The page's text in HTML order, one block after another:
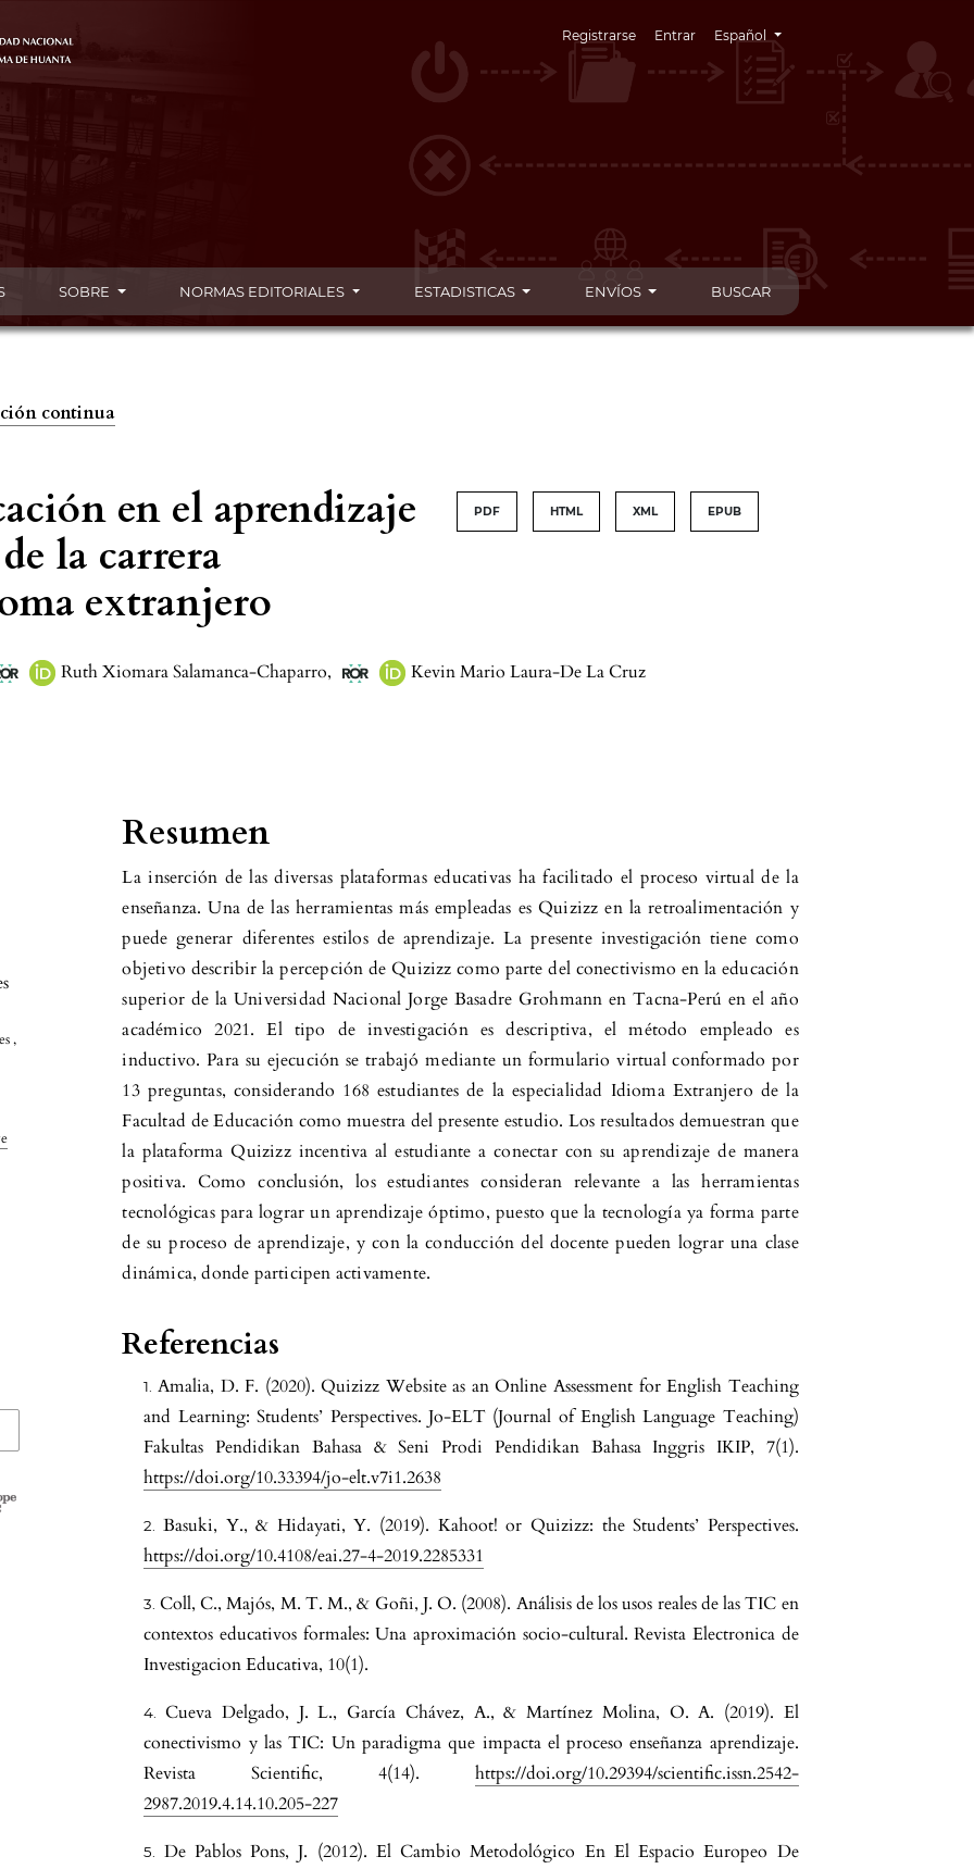
Registrarse Entrar Cambiar el idioma. El idioma actual es:
Español
SOBRE NORMAS EDITORIALES ESTADISTICAS ENVÍOS BUSCAR
continua
en el aprendizaje
la carrera
extranjero
PDF HTML XML EPUB
Ruth Xiomara Salamanca-Chaparro, Kevin Mario Laura-De La Cruz
,
Resumen
La inserción de las diversas plataformas educativas ha facilitado el proceso virtual de la
enseñanza. Una de las herramientas más empleadas es Quizizz en la retroalimentación y
puede generar diferentes estilos de aprendizaje. La presente investigación tiene como
objetivo describir la percepción de Quizizz como parte del conectivismo en la educación
superior de la Universidad Nacional Jorge Basadre Grohmann en Tacna-Perú en el año
académico 2021. El tipo de investigación es descriptiva, el método empleado es
inductivo. Para su ejecución se trabajó mediante un formulario virtual conformado por
13 preguntas, considerando 168 estudiantes de la especialidad Idioma Extranjero de la
Facultad de Educación como muestra del presente estudio. Los resultados demuestran que
la plataforma Quizizz incentiva al estudiante a conectar con su aprendizaje de manera
positiva. Como conclusión, los estudiantes consideran relevante a las herramientas
tecnológicas para lograr un aprendizaje óptimo, puesto que la tecnología ya forma parte
de su proceso de aprendizaje, y con la conducción del docente pueden lograr una clase
dinámica, donde participen activamente.
Referencias
Amalia, D. F. (2020). Quizizz Website as an Online Assessment for English Teaching
and Learning: Students’ Perspectives. Jo-ELT (Journal of English Language Teaching)
Fakultas Pendidikan Bahasa & Seni Prodi Pendidikan Bahasa Inggris IKIP, 7(1).
https://doi.org/10.33394/jo-elt.v7i1.2638
Basuki, Y., & Hidayati, Y. (2019). Kahoot! or Quizizz: the Students’ Perspectives.
https://doi.org/10.4108/eai.27-4-2019.2285331
Coll, C., Majós, M. T. M., & Goñi, J. O. (2008). Análisis de los usos reales de las TIC en
contextos educativos formales: Una aproximación socio-cultural. Revista Electronica de
Investigacion Educativa, 10(1).
Cueva Delgado, J. L., García Chávez, A., & Martínez Molina, O. A. (2019). El
conectivismo y las TIC: Un paradigma que impacta el proceso enseñanza aprendizaje.
Revista Scientific, 4(14). https://doi.org/10.29394/scientific.issn.2542-
2987.2019.4.14.10.205-227
De Pablos Pons, J. (2012). El Cambio Metodológico En El Espacio Europeo De